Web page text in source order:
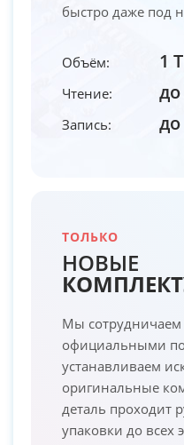
быстро даже под
Объём: 1
Чтение:
Запись:
ТОЛЬКО
НОВЫЕ
Мы сотрудничаем
официальными
устанавливаем
оригинальные
деталь проходит
упаковки до всех